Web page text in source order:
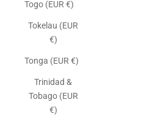
Togo (EUR €)
Tokelau (EUR
€)
Tonga (EUR €)
Trinidad &
Tobago (EUR
€)